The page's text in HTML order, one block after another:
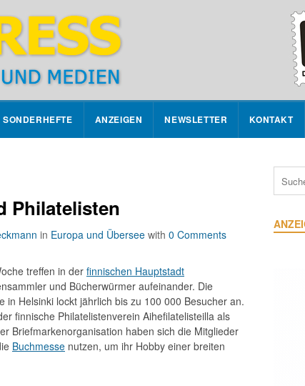
SONDERHEFTE ANZEIGEN NEWSLETTER KONTAKT
Philatelisten
in Europa und Übersee with 0 Comments
treffen in der finnischen Hauptstadt
und Bücherwürmer aufeinander. Die
in Helsinki lockt jährlich bis zu 100 000 Besucher an.
finnische Philatelistenverein Aihefilatelisteilla als
Briefmarkenorganisation haben sich die Mitglieder
Buchmesse nutzen, um ihr Hobby einer breiten